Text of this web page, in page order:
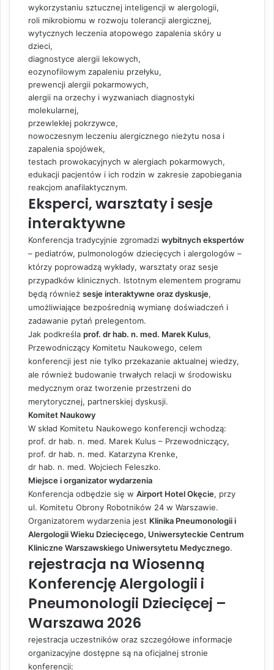
wykorzystaniu sztucznej inteligencji w alergologii,
roli mikrobiomu w rozwoju tolerancji alergicznej,
wytycznych leczenia atopowego zapalenia skóry u
dzieci,
diagnostyce alergii lekowych,
eozynofilowym zapaleniu przełyku,
prewencji alergii pokarmowych,
alergii na orzechy i wyzwaniach diagnostyki
molekularnej,
przewlekłej pokrzywce,
nowoczesnym leczeniu alergicznego nieżytu nosa i
zapalenia spojówek,
testach prowokacyjnych w alergiach pokarmowych,
edukacji pacjentów i ich rodzin w zakresie zapobiegania
reakcjom anafilaktycznym.
Eksperci, warsztaty i sesje
interaktywne
Konferencja tradycyjnie zgromadzi wybitnych ekspertów
– pediatrów, pulmonologów dziecięcych i alergologów –
którzy poprowadzą wykłady, warsztaty oraz sesje
przypadków klinicznych. Istotnym elementem programu
będą również sesje interaktywne oraz dyskusje,
umożliwiające bezpośrednią wymianę doświadczeń i
zadawanie pytań prelegentom.
Jak podkreśla prof. dr hab. n. med. Marek Kulus,
Przewodniczący Komitetu Naukowego, celem
konferencji jest nie tylko przekazanie aktualnej wiedzy,
ale również budowanie trwałych relacji w środowisku
medycznym oraz tworzenie przestrzeni do
merytorycznej, partnerskiej dyskusji.
Komitet Naukowy
W skład Komitetu Naukowego konferencji wchodzą:
prof. dr hab. n. med. Marek Kulus – Przewodniczący,
prof. dr hab. n. med. Katarzyna Krenke,
dr hab. n. med. Wojciech Feleszko.
Miejsce i organizator wydarzenia
Konferencja odbędzie się w Airport Hotel Okęcie, przy
ul. Komitetu Obrony Robotników 24 w Warszawie.
Organizatorem wydarzenia jest Klinika Pneumonologii i
Alergologii Wieku Dziecięcego, Uniwersyteckie Centrum
Kliniczne Warszawskiego Uniwersytetu Medycznego.
rejestracja na Wiosenną
Konferencję Alergologii i
Pneumonologii Dziecięcej –
Warszawa 2026
rejestracja uczestników oraz szczegółowe informacje
organizacyjne dostępne są na oficjalnej stronie
konferencji: